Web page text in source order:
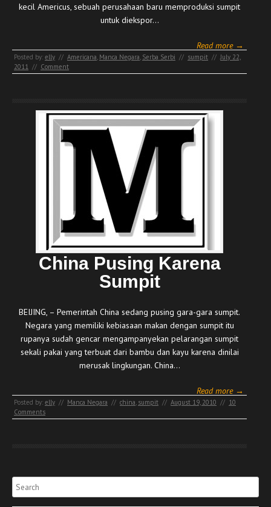
kecil Americus, sebuah perusahaan baru memproduksi sumpit
untuk diekspor…
Read more →
Posted by: elly // Americana Manca Negara Serba Serbi // sumpit // July 22,
2011
// Comment
China Pusing Karena
Sumpit
BEIJING, – Pemerintah China sedang pusing gara-gara sumpit.
Negara yang memiliki kebiasaan makan dengan sumpit itu
rupanya sudah gencar mengampanyekan pelarangan sumpit
sekali pakai yang terbuat dari bambu dan kayu karena dinilai
merusak lingkungan. China…
Read more →
Posted by: elly // Manca Negara // china sumpit // August 19, 2010 // 10
Comments
Search